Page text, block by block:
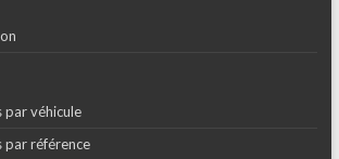
par véhicule
par référence